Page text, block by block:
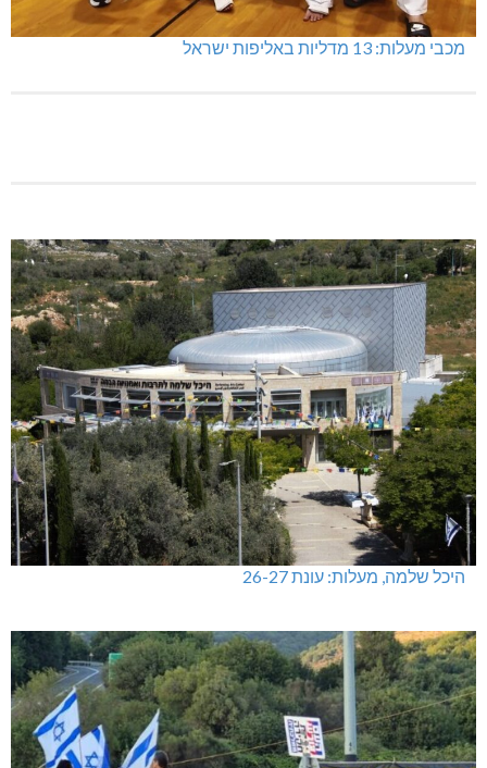
מכבי מעלות: 13 מדליות באליפות ישראל
היכל שלמה, מעלות: עונת 26-27